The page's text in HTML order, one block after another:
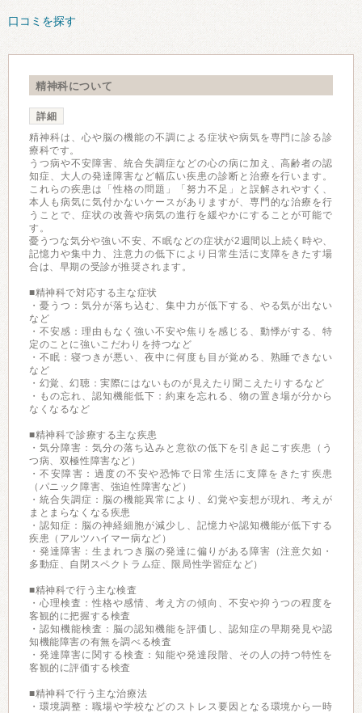
口コミを探す
精神科について
詳細
精神科は、心や脳の機能の不調による症状や病気を専門に診る診
療科です。
うつ病や不安障害、統合失調症などの心の病に加え、高齢者の認
知症、大人の発達障害など幅広い疾患の診断と治療を行います。
これらの疾患は「性格の問題」「努力不足」と誤解されやすく、
本人も病気に気付かないケースがありますが、専門的な治療を行
うことで、症状の改善や病気の進行を緩やかにすることが可能で
す。
憂うつな気分や強い不安、不眠などの症状が2週間以上続く時や、
記憶力や集中力、注意力の低下により日常生活に支障をきたす場
合は、早期の受診が推奨されます。
■精神科で対応する主な症状
・憂うつ：気分が落ち込む、集中力が低下する、やる気が出ない
など
・不安感：理由もなく強い不安や焦りを感じる、動悸がする、特
定のことに強いこだわりを持つなど
・不眠：寝つきが悪い、夜中に何度も目が覚める、熟睡できない
など
・幻覚、幻聴：実際にはないものが見えたり聞こえたりするなど
・もの忘れ、認知機能低下：約束を忘れる、物の置き場が分から
なくなるなど
■精神科で診療する主な疾患
・気分障害：気分の落ち込みと意欲の低下を引き起こす疾患（う
つ病、双極性障害など）
・不安障害：過度の不安や恐怖で日常生活に支障をきたす疾患
（パニック障害、強迫性障害など）
・統合失調症：脳の機能異常により、幻覚や妄想が現れ、考えが
まとまらなくなる疾患
・認知症：脳の神経細胞が減少し、記憶力や認知機能が低下する
疾患（アルツハイマー病など）
・発達障害：生まれつき脳の発達に偏りがある障害（注意欠如・
多動症、自閉スペクトラム症、限局性学習症など）
■精神科で行う主な検査
・心理検査：性格や感情、考え方の傾向、不安や抑うつの程度を
客観的に把握する検査
・認知機能検査：脳の認知機能を評価し、認知症の早期発見や認
知機能障害の有無を調べる検査
・発達障害に関する検査：知能や発達段階、その人の持つ特性を
客観的に評価する検査
■精神科で行う主な治療法
・環境調整：職場や学校などのストレス要因となる環境から一時